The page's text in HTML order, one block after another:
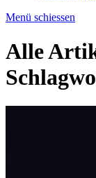
Menü schiessen
Alle